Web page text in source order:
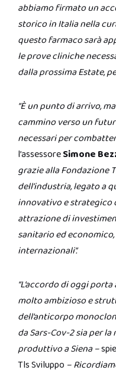
abbiamo firmato un
storico in Italia nella
questo farmaco sarà
le prove cliniche
dalla prossima Estate,
“È un punto di arrivo,
cammino verso un
necessari per
l’assessoreSimone
grazie alla Fondazione
dell’industria, legato a
innovativo e strategico
attrazione di
sanitario ed
internazionali”.
“L’accordo di oggi
molto ambizioso e
dell’anticorpo
da Sars-Cov-2 sia per
produttivo a Siena –
Tls Sviluppo –